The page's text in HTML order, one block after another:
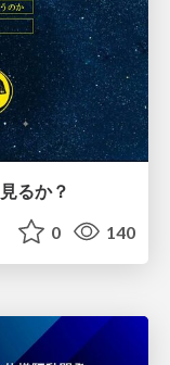
るか？
0 140